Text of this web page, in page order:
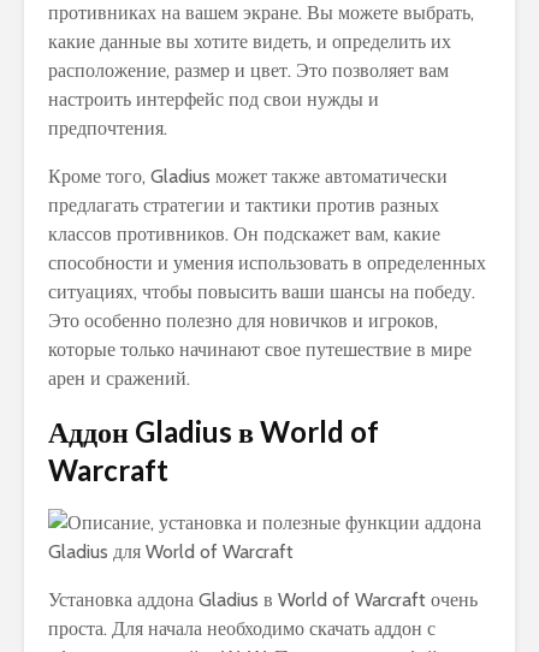
противниках на вашем экране. Вы можете выбрать,
какие данные вы хотите видеть, и определить их
расположение, размер и цвет. Это позволяет вам
настроить интерфейс под свои нужды и
предпочтения.
Кроме того, Gladius может также автоматически
предлагать стратегии и тактики против разных
классов противников. Он подскажет вам, какие
способности и умения использовать в определенных
ситуациях, чтобы повысить ваши шансы на победу.
Это особенно полезно для новичков и игроков,
которые только начинают свое путешествие в мире
арен и сражений.
Аддон Gladius в World of
Warcraft
Установка аддона Gladius в World of Warcraft очень
проста. Для начала необходимо скачать аддон с